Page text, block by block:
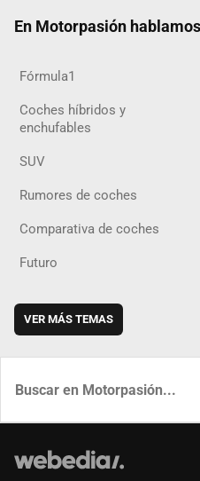
En Motorpasión
Fórmula1
Coches híbridos y
enchufables
SUV
Rumores de coches
Comparativa de coches
Futuro
VER MÁS TEMAS